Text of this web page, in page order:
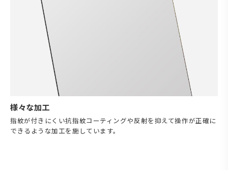
様々な加工
指紋が付きにくい抗指紋コーティングや反射を抑えて操作が正確に
できるような加工を施しています。